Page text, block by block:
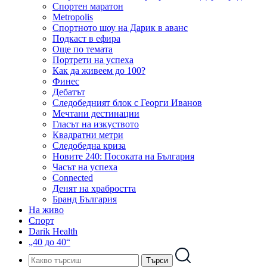
Спортен маратон
Metropolis
Спортното шоу на Дарик в аванс
Подкаст в ефира
Още по темата
Портрети на успеха
Как да живеем до 100?
Финес
Дебатът
Следобедният блок с Георги Иванов
Мечтани дестинации
Гласът на изкуството
Квадратни метри
Следобедна криза
Новите 240: Посоката на България
Часът на успеха
Connected
Денят на храбростта
Бранд България
На живо
Спорт
Darik Health
„40 до 40“